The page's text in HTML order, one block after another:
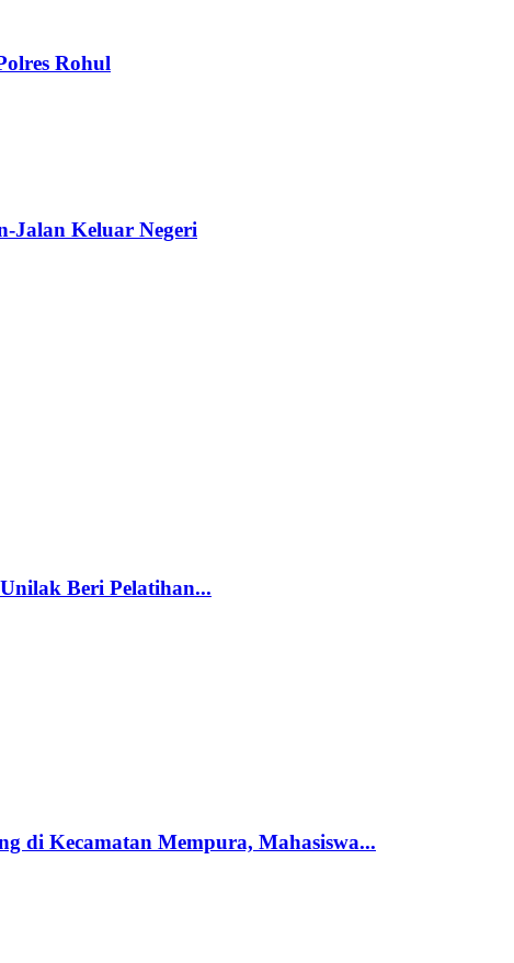
Rohul
Jalan Keluar Negeri
Beri Pelatihan...
di Kecamatan Mempura, Mahasiswa...